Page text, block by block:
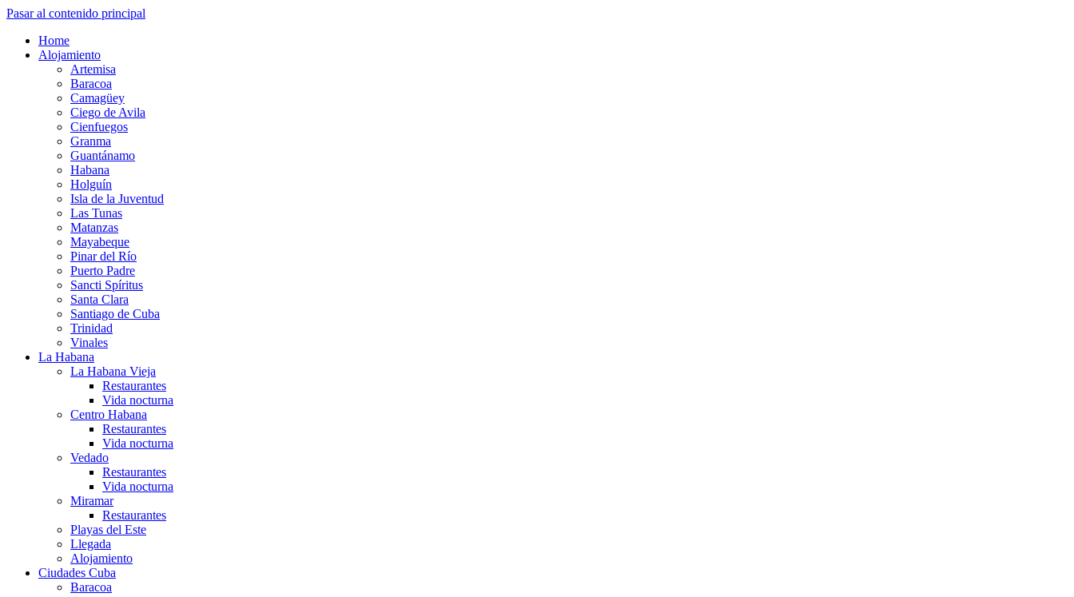
Pasar al contenido principal
Home
Alojamiento
Artemisa
Baracoa
Camagüey
Ciego de Avila
Cienfuegos
Granma
Guantánamo
Habana
Holguín
Isla de la Juventud
Las Tunas
Matanzas
Mayabeque
Pinar del Río
Puerto Padre
Sancti Spíritus
Santa Clara
Santiago de Cuba
Trinidad
Vinales
La Habana
La Habana Vieja
Restaurantes
Vida nocturna
Centro Habana
Restaurantes
Vida nocturna
Vedado
Restaurantes
Vida nocturna
Miramar
Restaurantes
Playas del Este
Llegada
Alojamiento
Ciudades Cuba
Baracoa